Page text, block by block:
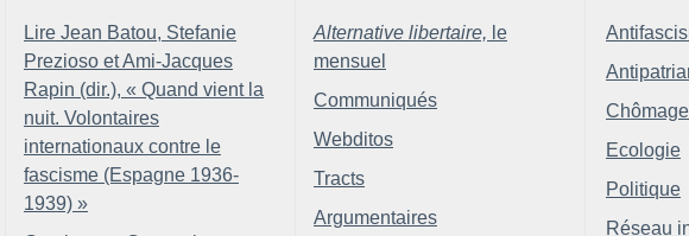
Lire Jean Batou, Stefanie
Prezioso et Ami-Jacques
Rapin (dir.), « Quand vient la
nuit. Volontaires
internationaux contre le
fascisme (Espagne 1936-
1939) »
Alternative libertaire, le
mensuel
Communiqués
Webditos
Tracts
Argumentaires
Ecologie
Politique
Réseau